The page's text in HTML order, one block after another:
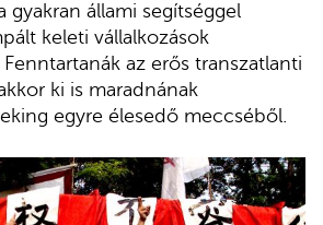
gyakran állami segítséggel
keleti vállalkozások
az erős transzatlanti
ki is maradnának
egyre élesedő meccséből.